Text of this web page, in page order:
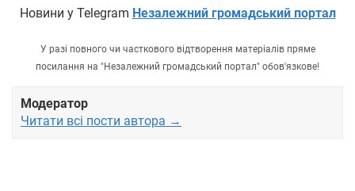
Новини у Telegram Незалежний громадський портал
У разі повного чи часткового відтворення матеріалів пряме
посилання на "Незалежний громадський портал" обов'язкове!
Модератор
Читати всі пости автора →